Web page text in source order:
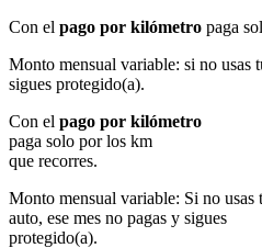
Con el pago por kilómetro paga
Monto mensual variable: si no usas
sigues protegido(a).
Con el pago por kilómetro
paga solo por los km
que recorres.
Monto mensual variable: Si no usas
auto, ese mes no pagas y sigues
protegido(a).